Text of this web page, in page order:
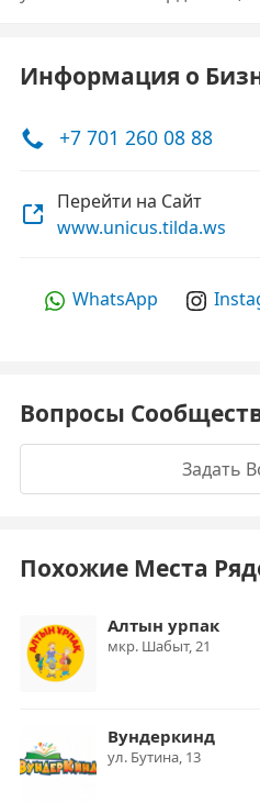
Информация о
+7 701 260 08 88
Перейти на Сайт
www.unicus.tilda.ws
WhatsApp
Вопросы
Задать
Похожие Места
Алтын урпак
мкр. Шабыт, 21
Вундеркинд
ул. ​Бутина, 13